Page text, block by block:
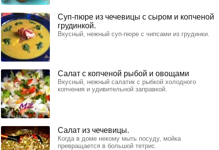
Суп-пюре из чечевицы с сыром и копченой
грудинкой.
Вкусный, нежный суп-пюре с чипсами из грудинки.
Салат с копченой рыбой и овощами
Вкусный, нежный салатик с рыбкой холодного
копчения и удивительной заправкой.
Салат из чечевицы.
Когда в доме некому мыть посуду, мойка
превращается в большой тетрис.